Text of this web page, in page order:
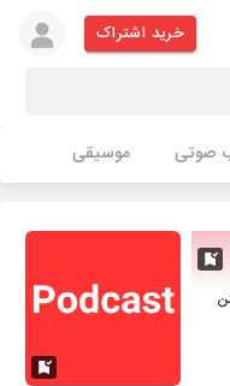
خرید اشتراک
صوتی موسیقی